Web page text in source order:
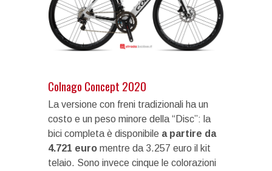
Colnago Concept 2020
La versione con freni tradizionali ha un
costo e un peso minore della “Disc”: la
bici completa è disponibile a partire da
4.721 euro mentre da 3.257 euro il kit
telaio. Sono invece cinque le colorazioni